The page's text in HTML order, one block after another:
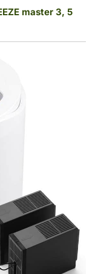
master 3, 5